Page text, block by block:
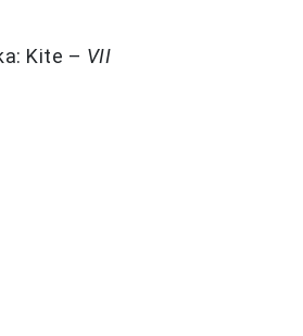
Kite – VII